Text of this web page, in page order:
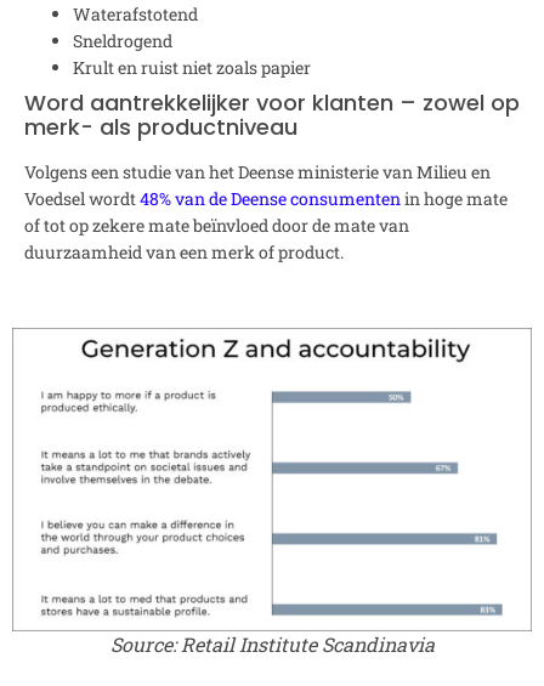
Waterafstotend
Sneldrogend
Krult en ruist niet zoals papier
Word aantrekkelijker voor klanten – zowel op
merk- als productniveau
Volgens een studie van het Deense ministerie van Milieu en
Voedsel wordt48% van de Deense consumentenin hoge mate
of tot op zekere mate beïnvloed door de mate van
duurzaamheid van een merk of product.
Source: Retail Institute Scandinavia